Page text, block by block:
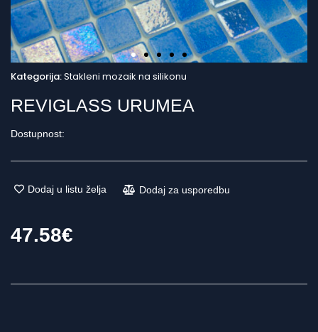
Kategorija:Stakleni mozaik na silikonu
REVIGLASS URUMEA
Dostupnost:
Dodaj u listu želja Dodaj za usporedbu
47.58€